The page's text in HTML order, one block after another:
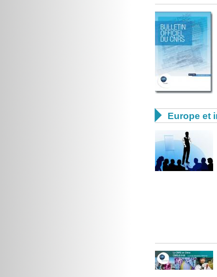
 Europe et